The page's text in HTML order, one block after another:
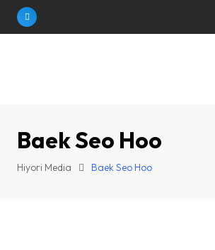
Skip
Baek Seo Hoo
Hiyori Media Baek Seo Hoo